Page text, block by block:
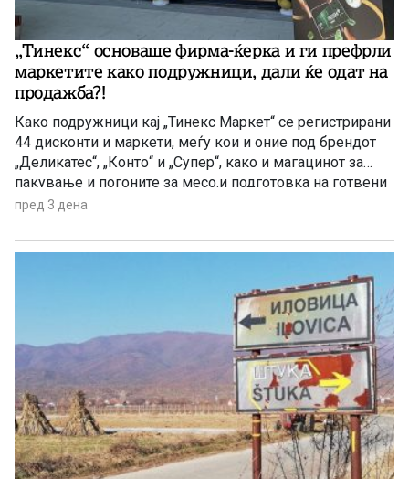
„Тинекс“ основаше фирма-ќерка и ги префрли
маркетите како подружници, дали ќе одат на
продажба?!
Како подружници кај „Тинекс Маркет“ се регистрирани
44 дисконти и маркети, меѓу кои и оние под брендот
„Деликатес“, „Конто“ и „Супер“, како и магацинот за
пакување и погоните за месо.и подготовка на готвени
јадења. Префрлен е и центарот за логистика, односно
пред 3 дена